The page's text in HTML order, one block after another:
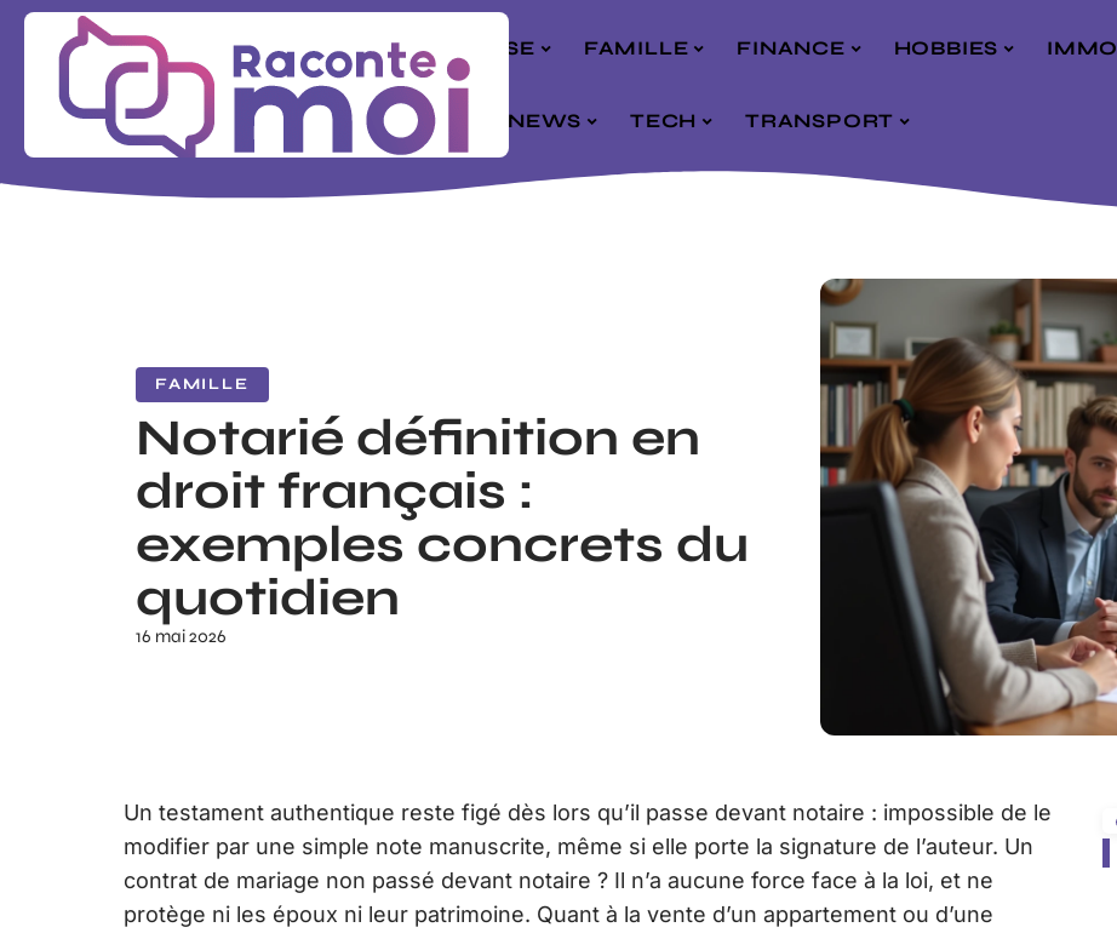
ENTREPRISE FAMILLE FINANCE HOBBIES IMMO
MODE NEWS TECH TRANSPORT
FAMILLE
Notarié définition en
droit français :
exemples concrets du
quotidien
16 mai 2026
Un testament authentique reste figé dès lors qu’il passe devant notaire : impossible de le
modifier par une simple note manuscrite, même si elle porte la signature de l’auteur. Un
contrat de mariage non passé devant notaire ? Il n’a aucune force face à la loi, et ne
protège ni les époux ni leur patrimoine. Quant à la vente d’un appartement ou d’une